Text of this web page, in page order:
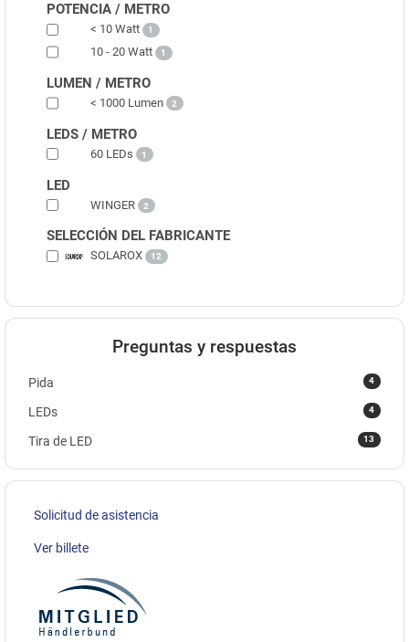
POTENCIA / METRO
< 10 Watt 1
10 - 20 Watt 1
LUMEN / METRO
< 1000 Lumen 2
LEDS / METRO
60 LEDs 1
LED
WINGER 2
SELECCIÓN DEL FABRICANTE
SOLAROX 12
Preguntas y respuestas
4
Pida
4
LEDs
13
Tira de LED
Solicitud de asistencia
Ver billete